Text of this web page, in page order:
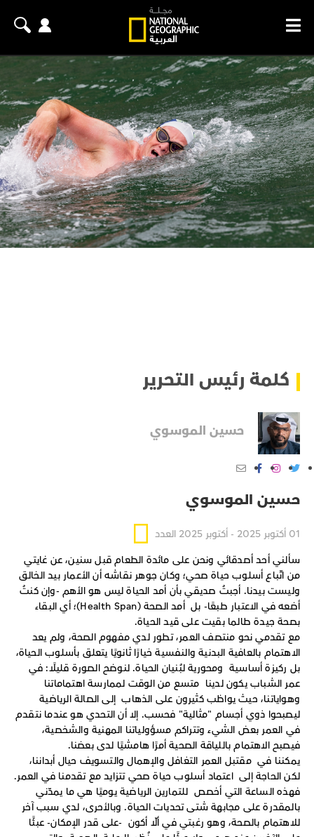
كلمة رئيس التحرير
حسين الموسوي
حسين الموسوي
01 أكتوبر 2025 - أكتوبر 2025 العدد
سألني أحد أصدقائي ونحن على مائدة الطعام قبل سنين، عن غايتي
من اتّباع أسلوب حياة صحي؛ وكان جوهر نقاشه أن الأعمار بيد الخالق
وليست بيدنا. أجبتُ صديقي بأن أمد الحياة ليس هو الأهم -وإن كنتُ
أضعه في الاعتبار طبعًا- بل أمد الصحة (Health Span)؛ أي البقاء
بصحة جيدة طالما بقيت على قيد الحياة.
مع تقدمي نحو منتصف العمر، تطور لدي مفهوم الصحة، ولم يعد
الاهتمام بالعافية البدنية والنفسية خيارًا ثانويًا يتعلق بأسلوب الحياة،
بل ركيزة أساسية ومحورية لبُنيان الحياة. لنوضح الصورة قليلًا: في
عمر الشباب يكون لدينا متسع من الوقت لممارسة اهتماماتنا
وهواياتنا، حيث يواظب كثيرون على الذهاب إلى الصالة الرياضية
ليصبحوا ذوي أجسام "مثالية" فحسب. إلا أن التحدي هو عندما نتقدم
في العمر بعض الشيء وتتراكم مسؤولياتنا المهنية والشخصية،
فيصبح الاهتمام باللياقة الصحية أمرًا هامشيًا لدى بعضنا.
يمكننا في مقتبل العمر التغافل والإهمال والتسويف حيال أبداننا،
لكن الحاجة إلى اعتماد أسلوب حياة صحي تتزايد مع تقدمنا في العمر.
فهذه الساعة التي أخصص للتمارين الرياضية يوميًا هي ما يمدّني
بالمقدرة على مجابهة شتى تحديات الحياة. وبالأحرى، لدي سبب آخر
للاهتمام بالصحة، وهو رغبتي في ألّا أكون -على قدر الإمكان- عبئًا